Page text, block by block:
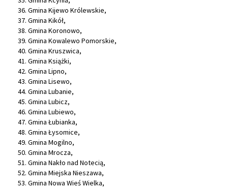
Gmina Kijewo Królewskie,
Gmina Kikół,
Gmina Koronowo,
Gmina Kowalewo Pomorskie,
Gmina Kruszwica,
Gmina Książki,
Gmina Lipno,
Gmina Lisewo,
Gmina Lubanie,
Gmina Lubicz,
Gmina Lubiewo,
Gmina Łubianka,
Gmina Łysomice,
Gmina Mogilno,
Gmina Mrocza,
Gmina Nakło nad Notecią,
Gmina Miejska Nieszawa,
Gmina Nowa Wieś Wielka,